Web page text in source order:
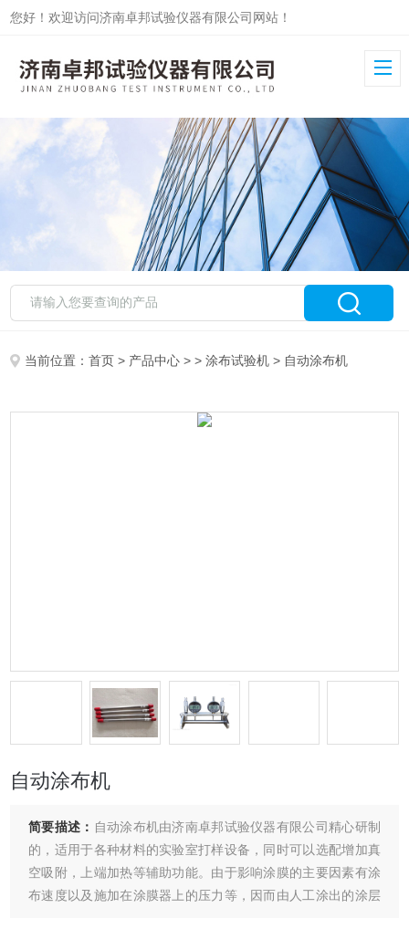
您好！欢迎访问济南卓邦试验仪器有限公司网站！
当前位置：首页 > 产品中心 > >涂布试验机 > 自动涂布机
自动涂布机
简要描述： 自动涂布机由济南卓邦试验仪器有限公司精心研制
的，适用于各种材料的实验室打样设备，同时可以选配增加真
空吸附，上端加热等辅助功能。由于影响涂膜的主要因素有涂
布速度以及施加在涂膜器上的压力等，因而由人工涂出的涂层